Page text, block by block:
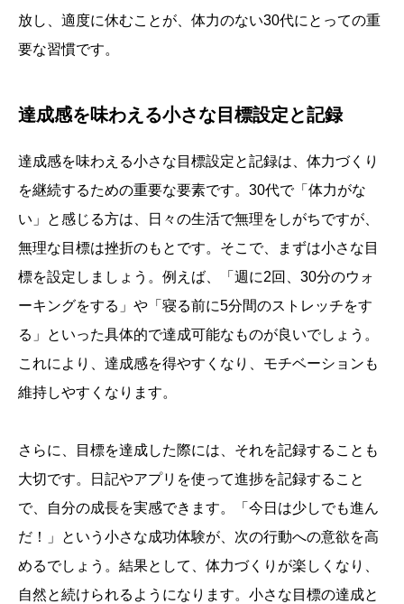
放し、適度に休むことが、体力のない30代にとっての重
要な習慣です。
達成感を味わえる小さな目標設定と記録
達成感を味わえる小さな目標設定と記録は、体力づくり
を継続するための重要な要素です。30代で「体力がな
い」と感じる方は、日々の生活で無理をしがちですが、
無理な目標は挫折のもとです。そこで、まずは小さな目
標を設定しましょう。例えば、「週に2回、30分のウォ
ーキングをする」や「寝る前に5分間のストレッチをす
る」といった具体的で達成可能なものが良いでしょう。
これにより、達成感を得やすくなり、モチベーションも
維持しやすくなります。
さらに、目標を達成した際には、それを記録することも
大切です。日記やアプリを使って進捗を記録すること
で、自分の成長を実感できます。「今日は少しでも進ん
だ！」という小さな成功体験が、次の行動への意欲を高
めるでしょう。結果として、体力づくりが楽しくなり、
自然と続けられるようになります。小さな目標の達成と